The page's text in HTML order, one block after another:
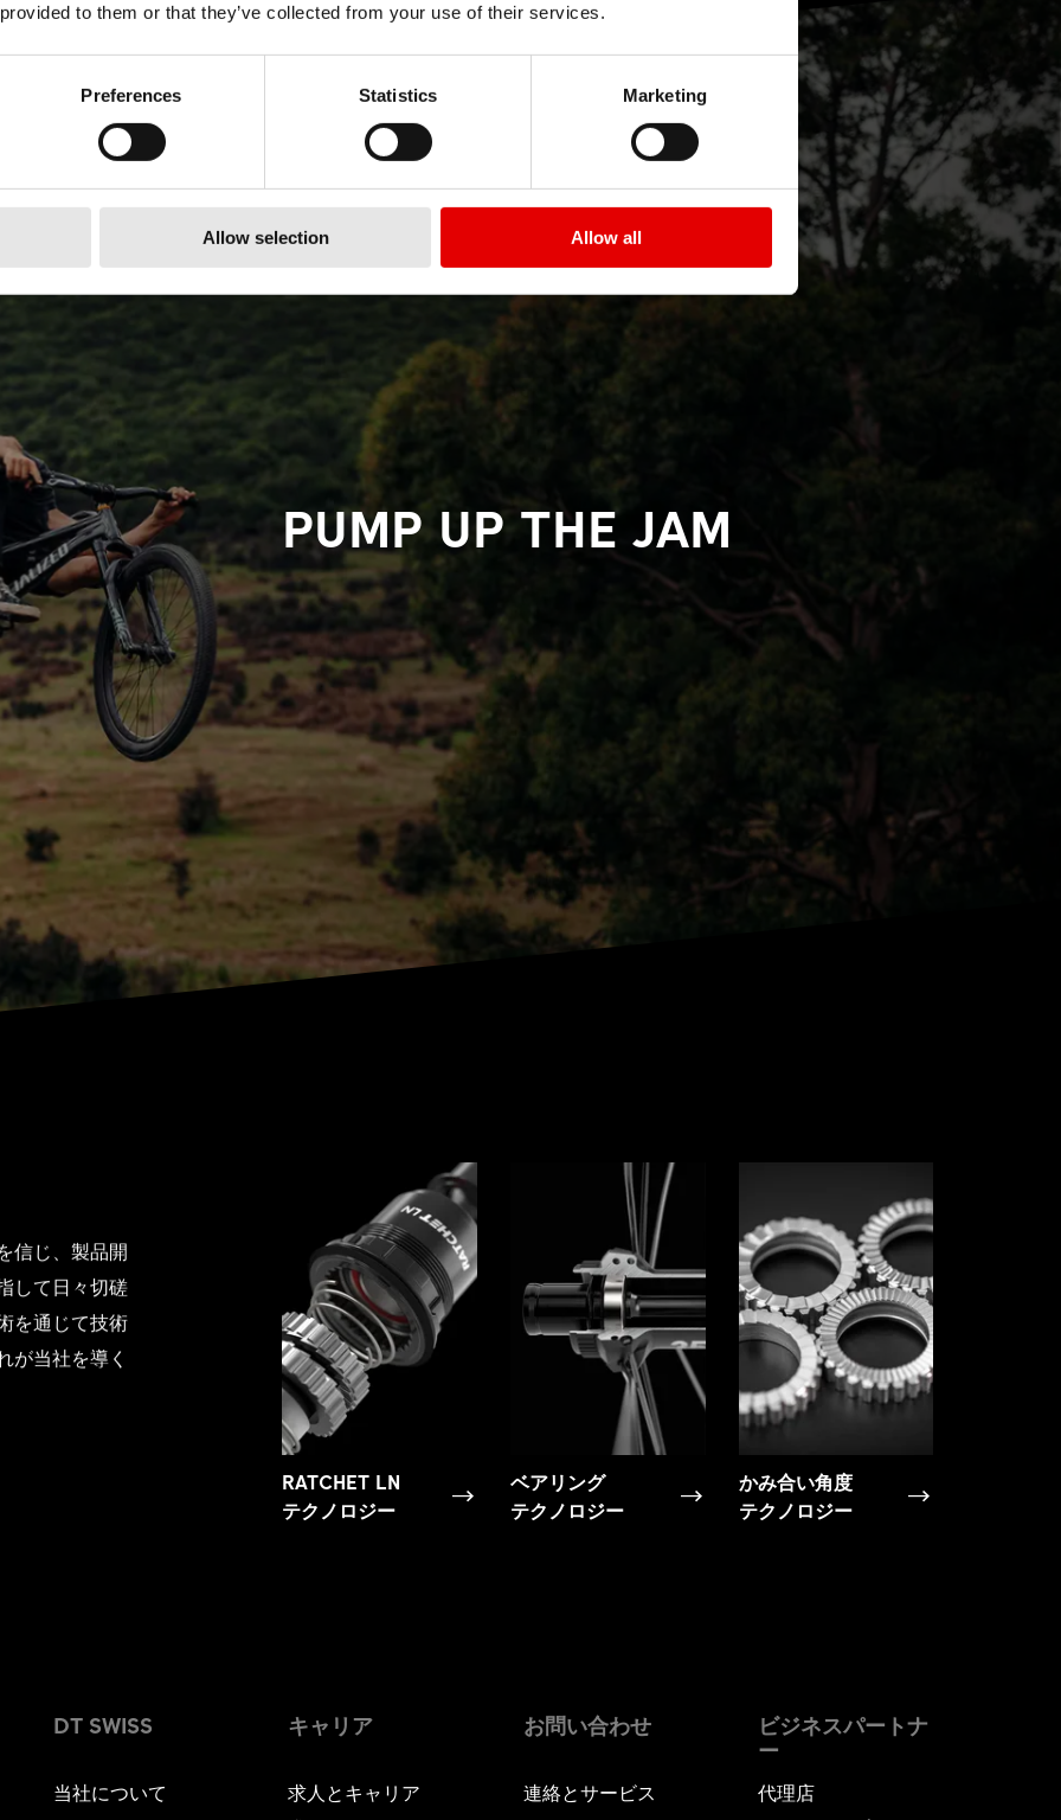
to them or that they’ve collected from your use of their services.
Preferences Statistics Marketing
Allow selection Allow all
PUMP UP THE JAM
信じ、製品開
して日々切磋
を通じて技術
が当社を導く
RATCHET LN
テクノロジー
ベアリング
テクノロジー
かみ合い角度
テクノロジー
DT SWISS
当社について
キャリア
求人とキャリア
お問い合わせ
連絡とサービス
ビジネスパートナ
ー
代理店